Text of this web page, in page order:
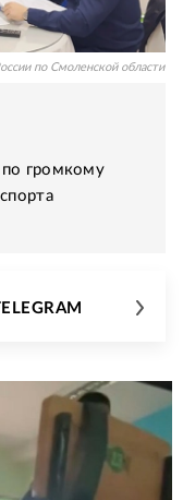
по Смоленской области
громкому